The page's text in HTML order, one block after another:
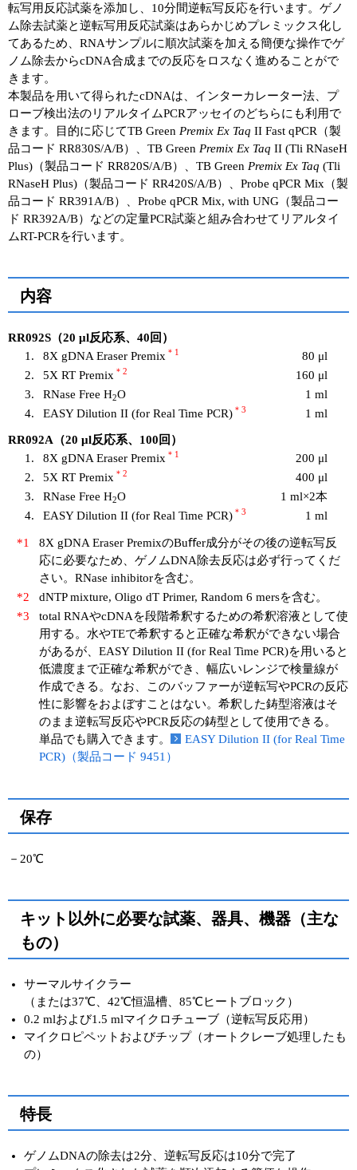
転写⽤反応試薬を添加し、10分間逆転写反応を⾏います。ゲノ
ム除去試薬と逆転写用反応試薬はあらかじめプレミックス化し
てあるため、RNAサンプルに順次試薬を加える簡便な操作でゲ
ノム除去からcDNA合成までの反応をロスなく進めることがで
きます。
本製品を用いて得られたcDNAは、インターカレーター法、プ
ローブ検出法のリアルタイムPCRアッセイのどちらにも利用で
きます。目的に応じてTB Green Premix Ex Taq II Fast qPCR（製
品コード RR830S/A/B）、TB Green Premix Ex Taq II (Tli RNaseH
Plus)（製品コード RR820S/A/B）、TB Green Premix Ex Taq (Tli
RNaseH Plus)（製品コード RR420S/A/B）、Probe qPCR Mix（製
品コード RR391A/B）、Probe qPCR Mix, with UNG（製品コー
ド RR392A/B）などの定量PCR試薬と組み合わせてリアルタイ
ムRT-PCRを⾏います。
内容
RR092S（20 μl反応系、40回）
1.
8X gDNA Eraser Premix ＊1
80 μl
2.
5X RT Premix ＊2
160 μl
3.
RNase Free H2O
1 ml
4.
EASY Dilution II (for Real Time PCR) ＊3 1 ml
RR092A（20 μl反応系、100回）
1.
8X gDNA Eraser Premix ＊1
200 μl
2.
5X RT Premix ＊2
400 μl
3.
RNase Free H2O
1 ml×2本
4.
EASY Dilution II (for Real Time PCR) ＊3 1 ml
*1
8X gDNA Eraser PremixのBuﬀer成分がその後の逆転写反
応に必要なため、ゲノムDNA除去反応は必ず⾏ってくだ
さい。RNase inhibitorを含む。
*2
dNTP mixture, Oligo dT Primer, Random 6 mersを含む。
*3
total RNAやcDNAを段階希釈するための希釈溶液として使
⽤する。⽔やTEで希釈すると正確な希釈ができない場合
があるが、EASY Dilution II (for Real Time PCR)を⽤いると
低濃度まで正確な希釈ができ、幅広いレンジで検量線が
作成できる。なお、このバッファーが逆転写やPCRの反応
性に影響をおよぼすことはない。希釈した鋳型溶液はそ
のまま逆転写反応やPCR反応の鋳型として使⽤できる。
単品でも購⼊できます。
EASY Dilution II (for Real Time
PCR)（製品コード 9451）
保存
－20℃
キット以外に必要な試薬、器具、機器（主な
もの）
サーマルサイクラー
（または37℃、42℃恒温槽、85℃ヒートブロック）
0.2 mlおよび1.5 mlマイクロチューブ（逆転写反応⽤）
マイクロピペットおよびチップ（オートクレーブ処理したも
の）
特⻑
ゲノムDNAの除去は2分、逆転写反応は10分で完了